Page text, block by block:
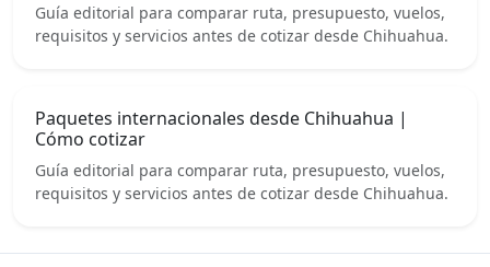
Guía editorial para comparar ruta, presupuesto, vuelos,
requisitos y servicios antes de cotizar desde Chihuahua.
Paquetes internacionales desde Chihuahua |
Cómo cotizar
Guía editorial para comparar ruta, presupuesto, vuelos,
requisitos y servicios antes de cotizar desde Chihuahua.